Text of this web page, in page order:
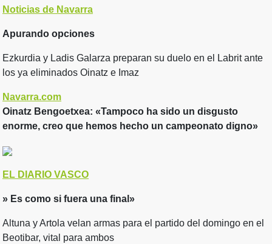
Noticias de Navarra
Apurando opciones
Ezkurdia y Ladis Galarza preparan su duelo en el Labrit ante
los ya eliminados Oinatz e Imaz
Navarra.com
Oinatz Bengoetxea: «Tampoco ha sido un disgusto
enorme, creo que hemos hecho un campeonato digno»
EL DIARIO VASCO
» Es como si fuera una final»
Altuna y Artola velan armas para el partido del domingo en el
Beotibar, vital para ambos